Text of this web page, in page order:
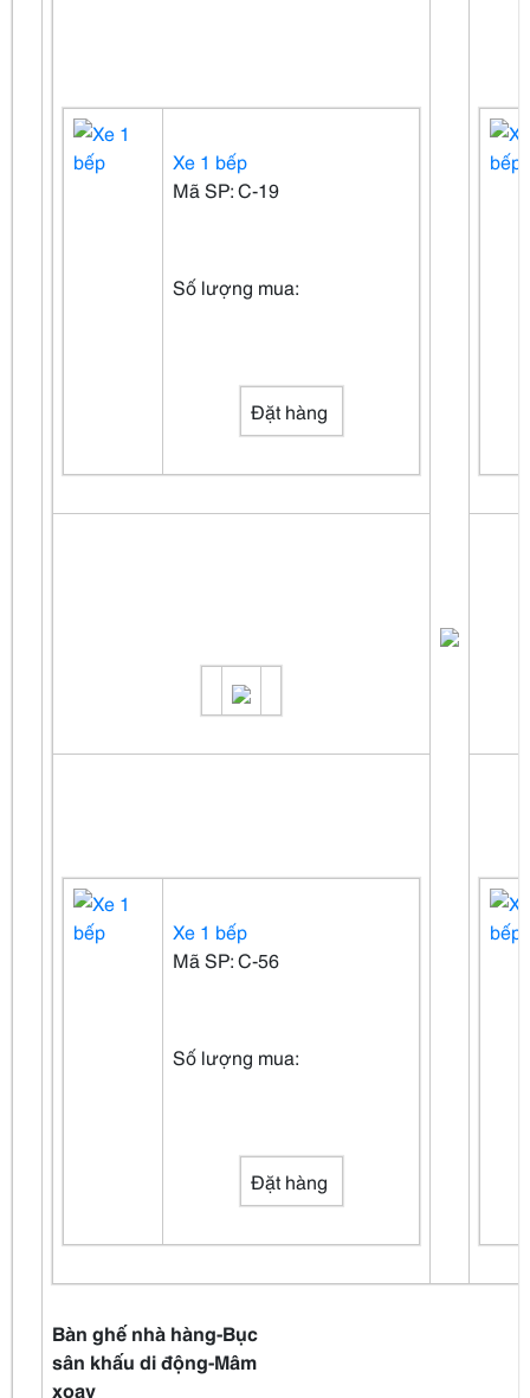
Xe 1 bếp
Mã SP: C-19
Số lượng mua:
Đặt hàng
Xe 1 bếp
Mã SP: C-56
Số lượng mua:
Đặt hàng
Bàn ghế nhà hàng-Bục
sân khấu di động-Mâm
xoay